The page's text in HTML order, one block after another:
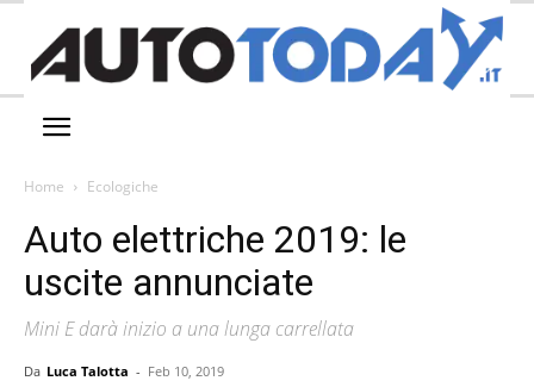
Home Ecologiche
Auto elettriche 2019: le
uscite annunciate
Mini E darà inizio a una lunga carrellata
Da Luca Talotta - Feb 10, 2019